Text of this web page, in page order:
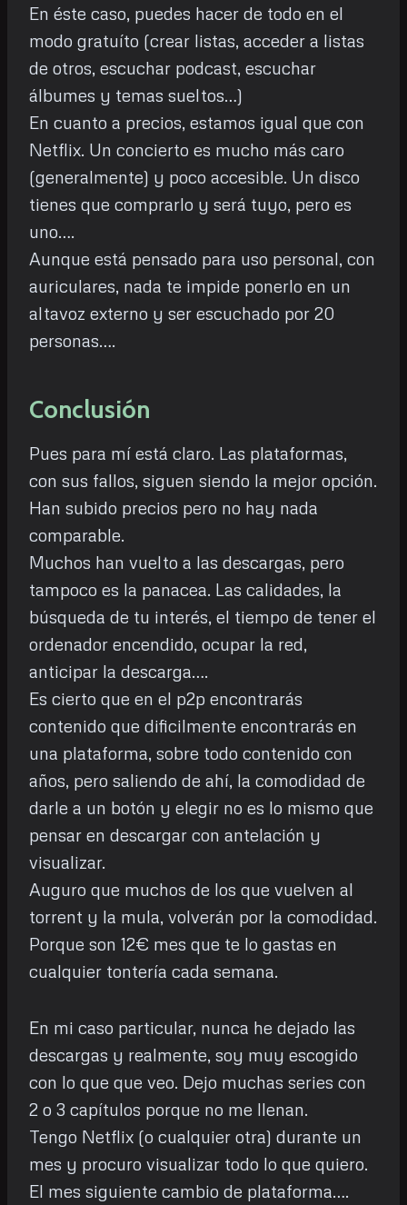
En éste caso, puedes hacer de todo en el
modo gratuíto (crear listas, acceder a listas
de otros, escuchar podcast, escuchar
álbumes y temas sueltos…)
En cuanto a precios, estamos igual que con
Netflix. Un concierto es mucho más caro
(generalmente) y poco accesible. Un disco
tienes que comprarlo y será tuyo, pero es
uno….
Aunque está pensado para uso personal, con
auriculares, nada te impide ponerlo en un
altavoz externo y ser escuchado por 20
personas….
Conclusión
Pues para mí está claro. Las plataformas,
con sus fallos, siguen siendo la mejor opción.
Han subido precios pero no hay nada
comparable.
Muchos han vuelto a las descargas, pero
tampoco es la panacea. Las calidades, la
búsqueda de tu interés, el tiempo de tener el
ordenador encendido, ocupar la red,
anticipar la descarga….
Es cierto que en el p2p encontrarás
contenido que dificilmente encontrarás en
una plataforma, sobre todo contenido con
años, pero saliendo de ahí, la comodidad de
darle a un botón y elegir no es lo mismo que
pensar en descargar con antelación y
visualizar.
Auguro que muchos de los que vuelven al
torrent y la mula, volverán por la comodidad.
Porque son 12€ mes que te lo gastas en
cualquier tontería cada semana.
En mi caso particular, nunca he dejado las
descargas y realmente, soy muy escogido
con lo que que veo. Dejo muchas series con
2 o 3 capítulos porque no me llenan.
Tengo Netflix (o cualquier otra) durante un
mes y procuro visualizar todo lo que quiero.
El mes siguiente cambio de plataforma….